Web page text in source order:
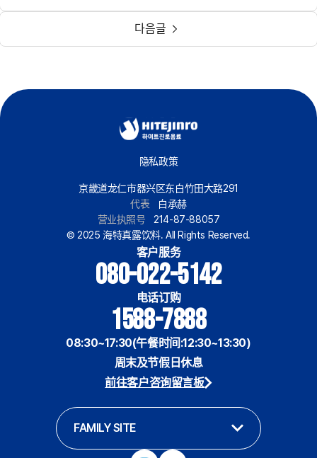
다음글
隐私政策
京畿道龙仁市器兴区东白竹田大路291
代表
白承赫
营业执照号
214-87-88057
© 2025 海特真露饮料. All Rights Reserved.
客户服务
080-022-5142
电话订购
1588-7888
08:30~17:30(午餐时间:12:30~13:30)
周末及节假日休息
前往客户咨询留言板
FAMILY SITE